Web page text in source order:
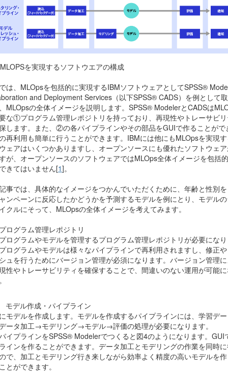
を実現するソフトウエアの構成
は、 MLOpsを包括的に実現するIBMソフトウェアとしてSPSS®
and Deployment Services （以下SPSS® CADS）を例として
MLOpsの全体イメージを説明します。 SPSS® ModelerとCADSは
な①プログラム管理レポジトリを持っており、再現性やトレーサビ
します。また、②の各パイプラインやその部品をGUIで作ることがで
再利用も簡単に行うことができます。 IBMには他にもMLOpsを実現
ェアはいくつかありますし、オープンソースにも優れたソフトウェ
が、オープンソースのソフトウェアではMLOps全体イメージを包括
きてはいません[1]。
事では、具体的なイメージをつかんでいただくために、年齢と性別
ンペーンに反応したかどうかを予測するモデルを例にとり、モデル
クルにそって、 MLOpsの全体イメージを考えてみます。
グラム管理レポジトリ
ログラムやモデルを管理するプログラム管理レポジトリが必要にな
ログラムやモデルは様々なパイプラインで再利用されますし、修正
ュを行うためにバージョン管理が必須になります。バージョン管理
性やトレーサビリティを確保することで、間違いのない運用が可能
デル作成・パイプライン
モデルを作成します。モデルを作成するパイプラインには、学習デ
ータ加工→モデリング→モデル→評価の処理が必要になります。
イプラインをSPSS® Modelerでつくると図4のようになります。 GUI
インを作ることができます。データ加工とモデリングの作業を同時
で、加工とモデリング行き来しながら効率よく精度の高いモデルを
とができます。